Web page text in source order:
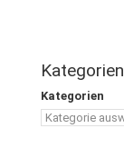
Kategorien
Kategorien